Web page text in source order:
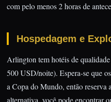
com pelo menos 2 horas de
Hospedagem e
Arlington tem hotéis de
500 USD/noite). Espera-se que
a Copa do Mundo, então reserva
alternativa, você pode encontrar